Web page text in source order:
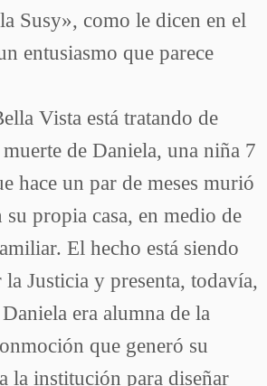
Susy», como le dicen en el
entusiasmo que parece
Vista está tratando de
de Daniela, una niña 7
hace un par de meses murió
su propia casa, en medio de
El hecho está siendo
Justicia y presenta, todavía,
era alumna de la
que generó su
la institución para diseñar